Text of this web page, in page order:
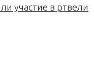
участие в ртвели